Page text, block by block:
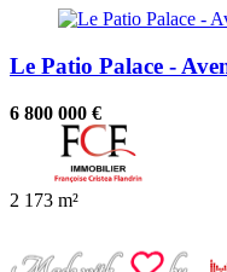
Le Patio Palace -
6 800 000 €
2 173 m²